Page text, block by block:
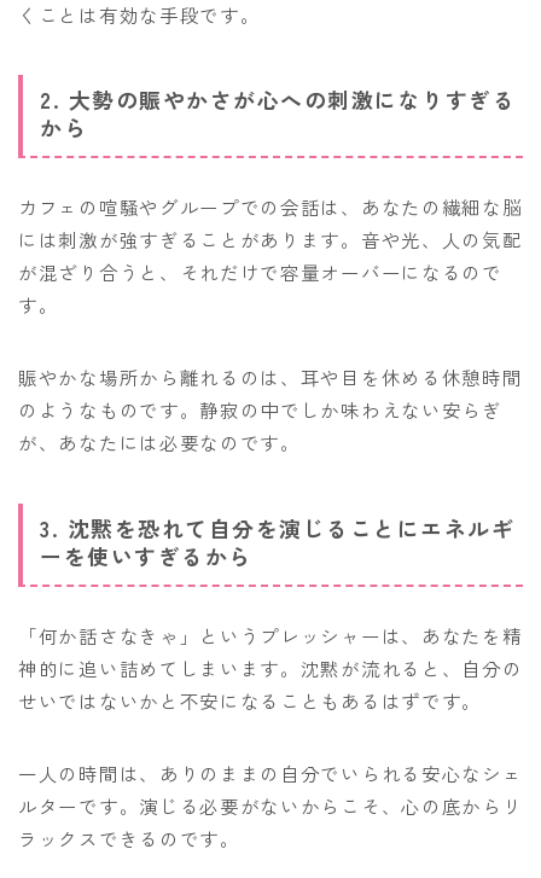
くことは有効な手段です。
2. 大勢の賑やかさが心への刺激になりすぎる
から
カフェの喧騒やグループでの会話は、あなたの繊細な脳
には刺激が強すぎることがあります。音や光、人の気配
が混ざり合うと、それだけで容量オーバーになるので
す。
賑やかな場所から離れるのは、耳や目を休める休憩時間
のようなものです。静寂の中でしか味わえない安らぎ
が、あなたには必要なのです。
3. 沈黙を恐れて自分を演じることにエネルギ
ーを使いすぎるから
「何か話さなきゃ」というプレッシャーは、あなたを精
神的に追い詰めてしまいます。沈黙が流れると、自分の
せいではないかと不安になることもあるはずです。
一人の時間は、ありのままの自分でいられる安心なシェ
ルターです。演じる必要がないからこそ、心の底からリ
ラックスできるのです。